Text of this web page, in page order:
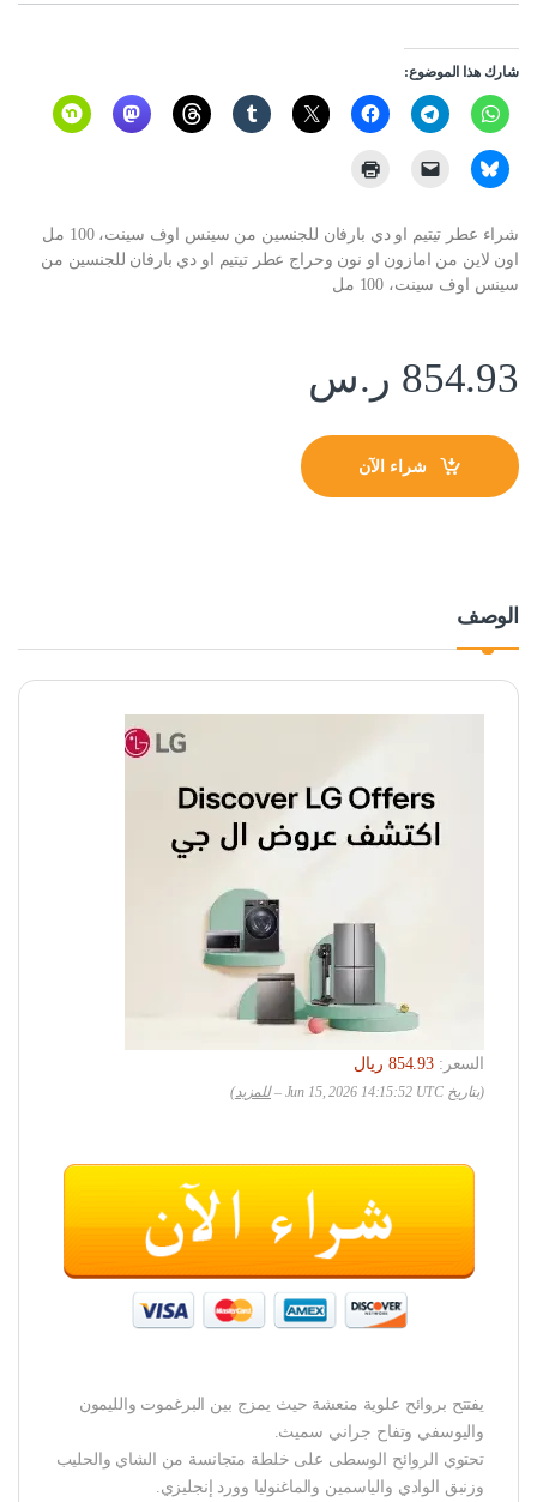
شارك هذا الموضوع:
شراء عطر تيتيم او دي بارفان للجنسين من سينس اوف سينت، 100 مل
اون لاين من امازون او نون وحراج عطر تيتيم او دي بارفان للجنسين من
سينس اوف سينت، 100 مل
854.93 ر.س
شراء الآن
الوصف
السعر:
‏854.93 ريال
(بتاريخ Jun 15, 2026 14:15:52 UTC – للمزيد)
يفتتح بروائح علوية منعشة حيث يمزج بين البرغموت والليمون
واليوسفي وتفاح جراني سميث.
تحتوي الروائح الوسطى على خلطة متجانسة من الشاي والحليب
وزنبق الوادي والياسمين والماغنوليا وورد إنجليزي.